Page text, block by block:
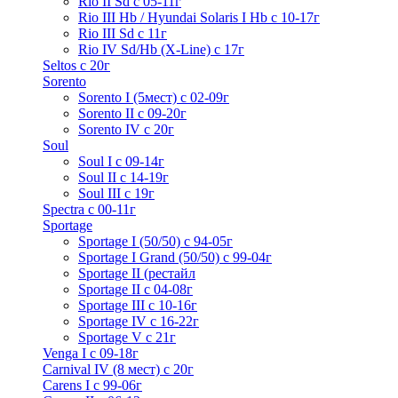
Rio III Hb / Hyundai Solaris I Hb с 10-17г
Rio III Sd c 11г
Rio IV Sd/Hb (X-Line) с 17г
Seltos с 20г
Sorento
Sorento I (5мест) с 02-09г
Sorento II c 09-20г
Sorento IV с 20г
Soul
Soul I с 09-14г
Soul II с 14-19г
Soul III с 19г
Spectra с 00-11г
Sportage
Sportage I (50/50) с 94-05г
Sportage I Grand (50/50) с 99-04г
Sportage II (рестайл
Sportage II c 04-08г
Sportage III c 10-16г
Sportage IV с 16-22г
Sportage V с 21г
Venga I c 09-18г
Carnival IV (8 мест) с 20г
Carens I c 99-06г